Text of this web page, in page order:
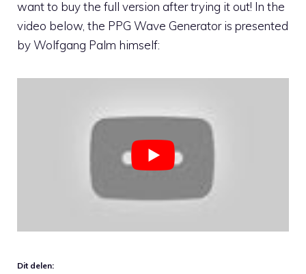
want to buy the full version after trying it out! In the
video below, the PPG Wave Generator is presented
by Wolfgang Palm himself:
Dit delen: